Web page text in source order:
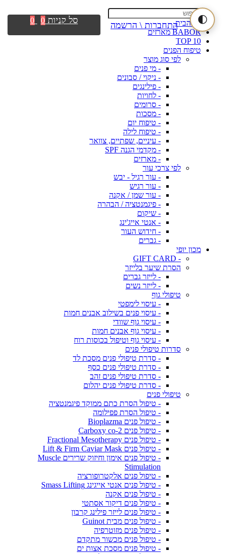
🌓דף הבית
BABOR מארזים
TOP 10
טיפוח הפנים
לפי סוג מוצר
- מי פנים
- ניקוי / סבונים
- פילינגים
- לחויות
- סרומים
- מסכות
- טיפוח יום
- טיפוח לילה
- עיניים, שפתיים, צוואר
- מקדמי הגנה SPF
- מארזים
לפי צרכי עור
- עור רגיל - יבש
- עור רגיש
- עור שמן / אקנה
- פיגמנטציה / הבהרה
- שיקום
- אנטי אייג'ינג
- חידוש העור
- גברים
מכון יופי
- GIFT CARD
הסרת שיער בלייזר
- לייזר גברים
- לייזר נשים
טיפולי גוף
- עיסוי לימפטי
- עיסוי פנים בשילוב אבנים חמות
- עיסוי גוף שוודי
- עיסוי גוף אבנים חמות
- עיסוי גוף וטיפול בכוסות רוח
סדרות טיפולי פנים
- סדרת טיפולי פנים מסכת לד
- סדרת טיפולי פנים כסף
- סדרת טיפולי פנים זהב
- סדרת טיפולי פנים יהלום
טיפולי פנים
- טיפול הסרת כתם ממוקד פיגמנטציה
- טיפול הסרת פפילומה
- טיפול פנים Bioplazma
- טיפול פנים Carboxy co-2
- טיפול פנים Fractional Mesotherapy
- טיפול פנים Lift & Firm Caviar Mask
- טיפול פנים אימון וחיזוק שרירים Muscle
Stimulation
- טיפול פנים אלקטרופורציה
- טיפול פנים אנטי אייגינג Smass Lifting
- טיפול פנים אקנה
- טיפול פנים דיקור אסתטי
- טיפול פנים לייזר פילינג קרבון
- טיפול פנים מבית Guinot
- טיפול פנים מזוטרפיה
- טיפול פנים מכשור מתקדם
- טיפול פנים מסכת אצות ים
התחברות \ הרשמה סל קניות 0
0